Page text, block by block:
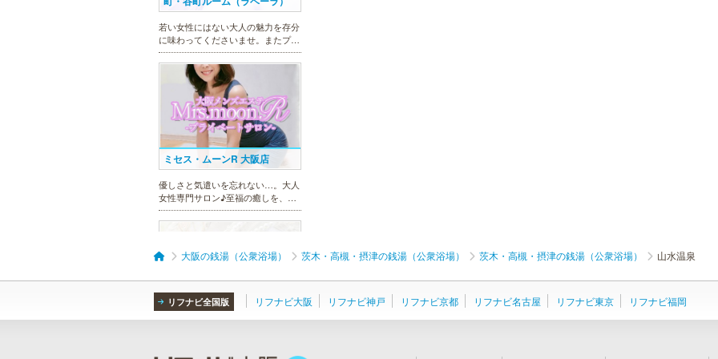
若い女性にはない大人の魅力を存分
に味わってくださいませ。またプラ
イベートルームにお越し頂くのが難
しい方でも出張での対応もしており
ますので何なりとお申し付けくださ
ミセス・ムーンR 大阪店
優しさと気遣いを忘れない…。大人
女性専門サロン♪至福の癒しを、お
約束致します。
ヒルガオ
れ、限られた時間の中で、時にプロ
大阪の銭湯（公衆浴場） 茨木・高槻・摂津の銭湯（公衆浴場） 茨木・高槻・摂津の銭湯（公衆浴場） 山水温泉
リフナビ全国版 リフナビ大阪 リフナビ神戸 リフナビ京都 リフナビ名古屋 リフナビ東京 リフナビ福岡